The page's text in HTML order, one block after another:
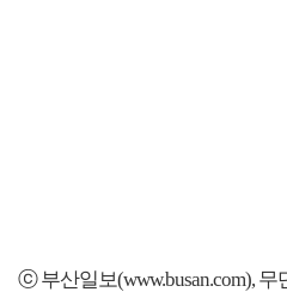
ⓒ 부산일보(www.busan.com), 무